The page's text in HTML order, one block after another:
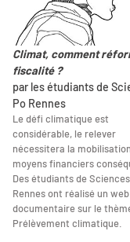
Climat, comment
fiscalité ?
par les étudiants de
Po Rennes
Le défi climatique est
considérable, le relever
nécessitera la
moyens financiers
Des étudiants de
Rennes ont réalisé un web
documentaire sur le
Prélèvement climatique.